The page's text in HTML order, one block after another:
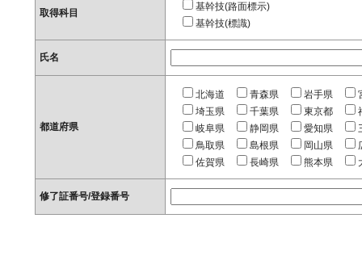
取得科目
基幹技(路面標示)
基幹技(標識)
氏名
都道府県
北海道 青森県 岩手県
埼玉県
千葉県 東京都
岐阜県
静岡県 愛知県
鳥取県
島根県 岡山県
佐賀県
長崎県 熊本県
修了証番号/登録番号